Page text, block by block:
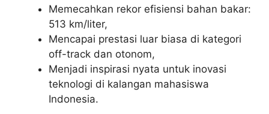
Memecahkan rekor efisiensi bahan bakar:
513 km/liter,
Mencapai prestasi luar biasa di kategori
off-track dan otonom,
Menjadi inspirasi nyata untuk inovasi
teknologi di kalangan mahasiswa
Indonesia.